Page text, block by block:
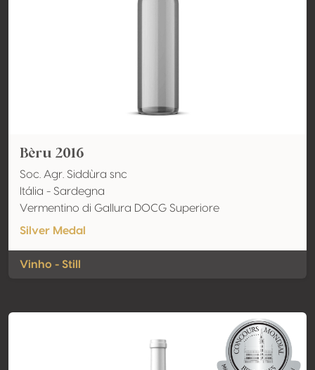
Bèru 2016
Soc. Agr. Siddùra snc
Itália - Sardegna
Vermentino di Gallura DOCG Superiore
Silver Medal
Vinho - Still